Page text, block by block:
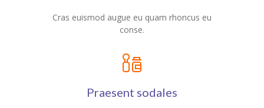
Cras euismod augue eu quam rhoncus eu
conse.
Praesent sodales